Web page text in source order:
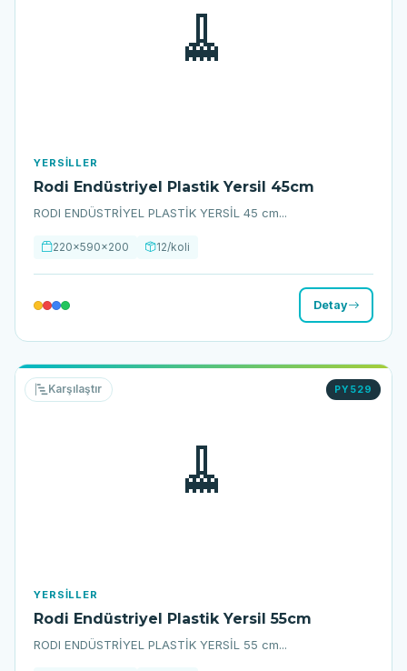
🧹
YERSILLER
Rodi Endüstriyel Plastik Yersil 45cm
RODI ENDÜSTRİYEL PLASTİK YERSİL 45 cm...
220x590x200 12/koli
Detay
🧹
PY529
Karşılaştır
YERSILLER
Rodi Endüstriyel Plastik Yersil 55cm
RODI ENDÜSTRİYEL PLASTİK YERSİL 55 cm...